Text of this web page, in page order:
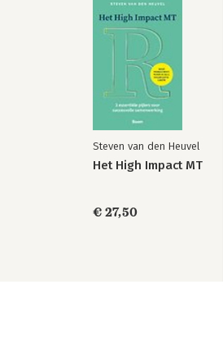
Steven van den Heuvel
Het High Impact MT
€ 27,50